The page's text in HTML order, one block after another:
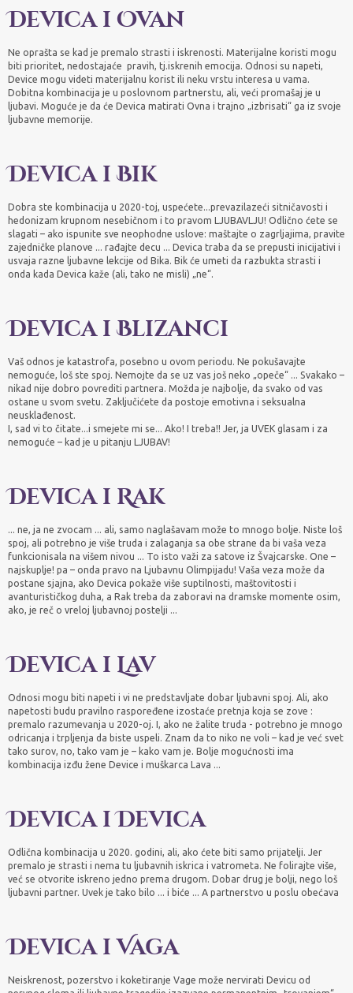
Devica i Ovan
Ne oprašta se kad je premalo strasti i iskrenosti. Materijalne koristi mogu
biti prioritet, nedostajaće pravih, tj.iskrenih emocija. Odnosi su napeti,
Device mogu videti materijalnu korist ili neku vrstu interesa u vama.
Dobitna kombinacija je u poslovnom partnerstu, ali, veći promašaj je u
ljubavi. Moguće je da će Devica matirati Ovna i trajno „izbrisati“ ga iz svoje
ljubavne memorije.
Devica i Bik
Dobra ste kombinacija u 2020-toj, uspećete...prevazilazeći sitničavosti i
hedonizam krupnom nesebičnom i to pravom LJUBAVLJU! Odlično ćete se
slagati – ako ispunite sve neophodne uslove: maštajte o zagrljajima, pravite
zajedničke planove ... rađajte decu ... Devica traba da se prepusti inicijativi i
usvaja razne ljubavne lekcije od Bika. Bik će umeti da razbukta strasti i
onda kada Devica kaže (ali, tako ne misli) „ne“.
Devica i Blizanci
Vaš odnos je katastrofa, posebno u ovom periodu. Ne pokušavajte
nemoguće, loš ste spoj. Nemojte da se uz vas još neko „opeče“ ... Svakako –
nikad nije dobro povrediti partnera. Možda je najbolje, da svako od vas
ostane u svom svetu. Zaključićete da postoje emotivna i seksualna
neusklađenost.
I, sad vi to čitate...i smejete mi se... Ako! I treba!! Jer, ja UVEK glasam i za
nemoguće – kad je u pitanju LJUBAV!
Devica i Rak
... ne, ja ne zvocam ... ali, samo naglašavam može to mnogo bolje. Niste loš
spoj, ali potrebno je više truda i zalaganja sa obe strane da bi vaša veza
funkcionisala na višem nivou ... To isto važi za satove iz Švajcarske. One –
najskuplje! pa – onda pravo na Ljubavnu Olimpijadu! Vaša veza može da
postane sjajna, ako Devica pokaže više suptilnosti, maštovitosti i
avanturističkog duha, a Rak treba da zaboravi na dramske momente osim,
ako, je reč o vreloj ljubavnoj postelji ...
Devica i Lav
Odnosi mogu biti napeti i vi ne predstavljate dobar ljubavni spoj. Ali, ako
napetosti budu pravilno raspoređene izostaće pretnja koja se zove :
premalo razumevanja u 2020-oj. I, ako ne žalite truda - potrebno je mnogo
odricanja i trpljenja da biste uspeli. Znam da to niko ne voli – kad je već svet
tako surov, no, tako vam je – kako vam je. Bolje mogućnosti ima
kombinacija izđu žene Device i muškarca Lava ...
Devica i Devica
Odlična kombinacija u 2020. godini, ali, ako ćete biti samo prijatelji. Jer
premalo je strasti i nema tu ljubavnih iskrica i vatrometa. Ne folirajte više,
već se otvorite iskreno jedno prema drugom. Dobar drug je bolji, nego loš
ljubavni partner. Uvek je tako bilo ... i biće ... A partnerstvo u poslu obećava
Devica i Vaga
Neiskrenost, pozerstvo i koketiranje Vage može nervirati Devicu od